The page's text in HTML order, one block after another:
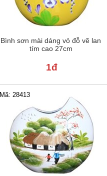
Bình sơn mài dáng vỏ đỗ vẽ lan
tím cao 27cm
1đ
Mã: 28413